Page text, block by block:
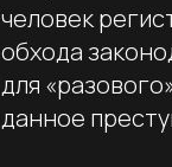
человек
обхода
для
данное